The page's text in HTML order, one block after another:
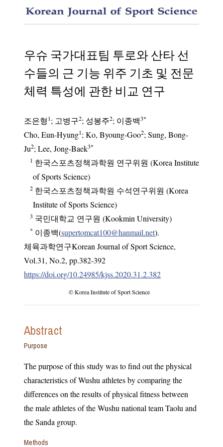
우슈 국가대표팀 투로와 산타 선
수들의 근 기능 위주 기초 및 전문
체력 특성에 관한 비교 연구
조은형 1; 고병구2; 성봉주2; 이종백3*
Cho, Eun-Hyung1 ; Ko, Byoung-Goo2; Sung, Bong-
Ju2 ; Lee, Jong-Baek3*
1 한국스포츠정책과학원 연구위원 (Korea Institute
of Sports Science)
2 한국스포츠정책과학원 수석연구위원 (Korea
Institute of Sports Science)
3 국민대학교 연구원 (Kookmin University)
* 이종백(supertomcat100@hanmail.net).
체육과학연구Korean Journal of Sport Science,
Vol.31, No.2, pp.382-392
https://doi.org/10.24985/kjss.2020.31.2.382
© Korea Institute of Sport Science
Abstract
Purpose
The purpose of this study was to find out the physical
characteristics of Wushu athletes by comparing the
differences on the results of physical fitness between
the male athletes of the Wushu national team Taolu and
the Sanda group.
Methods